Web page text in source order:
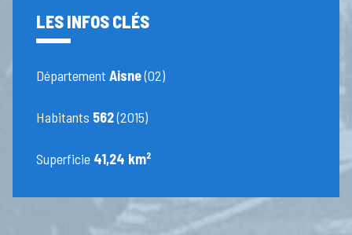
LES INFOS CLÉS
DépartementAisne(02)
Habitants 562(2015)
Superficie 41,24 km²